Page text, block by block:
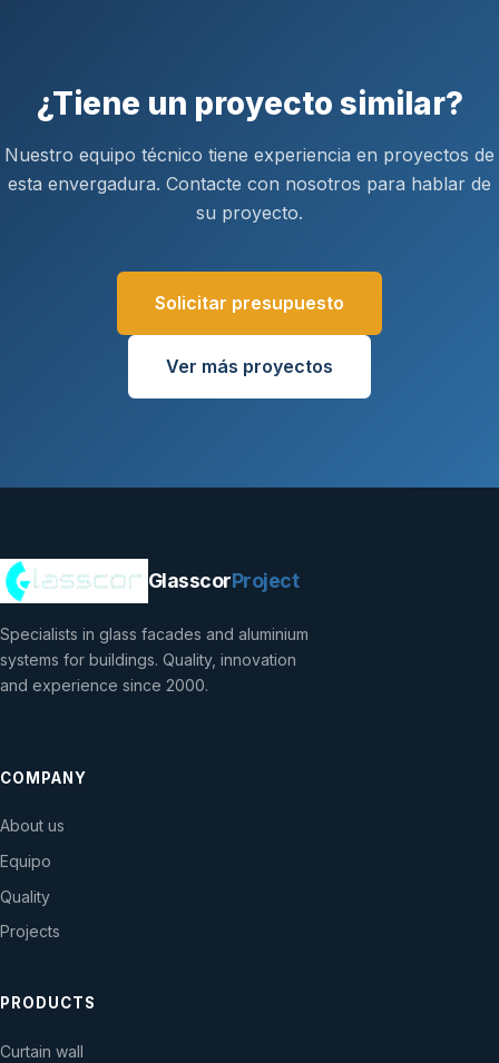
¿Tiene un proyecto similar?
Nuestro equipo técnico tiene experiencia en proyectos de
esta envergadura. Contacte con nosotros para hablar de
su proyecto.
Solicitar presupuesto
Ver más proyectos
GlasscorProject
Specialists in glass facades and aluminium
systems for buildings. Quality, innovation
and experience since 2000.
COMPANY
About us
Equipo
Quality
Projects
PRODUCTS
Curtain wall